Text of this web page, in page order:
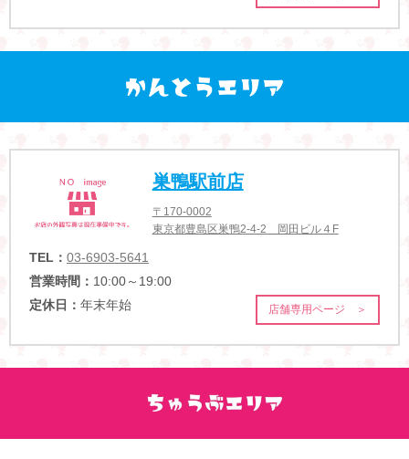
巣鴨駅前店
〒170-0002
東京都豊島区巣鴨2-4-2 岡田ビル４F
TEL： 03-6903-5641
営業時間： 10:00～19:00
定休日： 年末年始 店舗専用ページ ＞